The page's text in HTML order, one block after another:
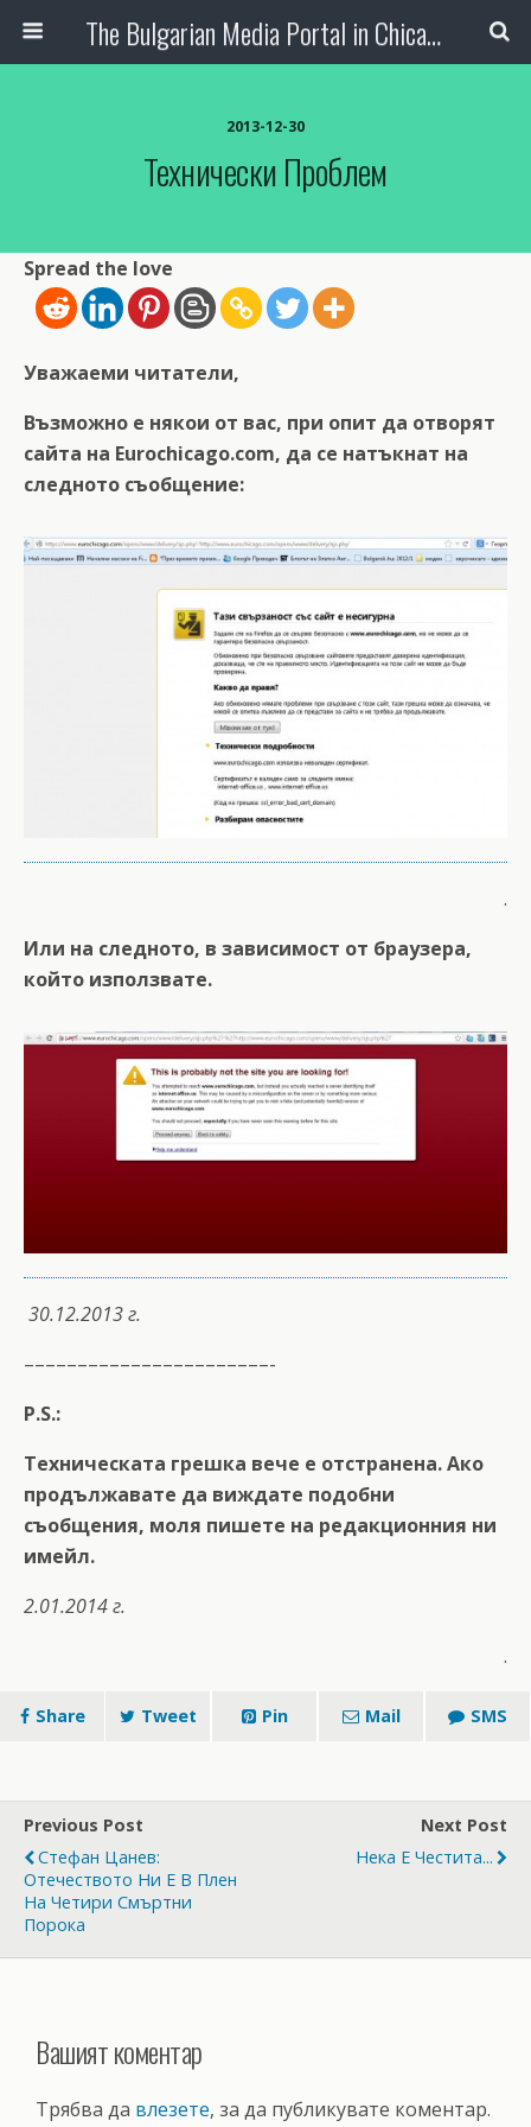
The Bulgarian Media Portal in Chicago
2013-12-30
Технически Проблем
Spread the love
Уважаеми читатели,
Възможно е някои от вас, при опит да отворят
сайта на Eurochicago.com, да се натъкнат на
следното съобщение:
.
Или на следното, в зависимост от браузера,
който използвате.
30.12.2013 г.
–––––––––––––––––––––––-
P.S.:
Техническата грешка вече е отстранена. Ако
продължавате да виждате подобни
съобщения, моля пишете на редакционния ни
имейл.
2.01.2014 г.
.
Share Tweet Pin Mail SMS
Previous Post
Стефан Цанев:
Отечеството Ни Е В Плен
На Четири Смъртни
Порока
Next Post
Нека Е Честита...
Вашият коментар
Трябва да влезете, за да публикувате коментар.